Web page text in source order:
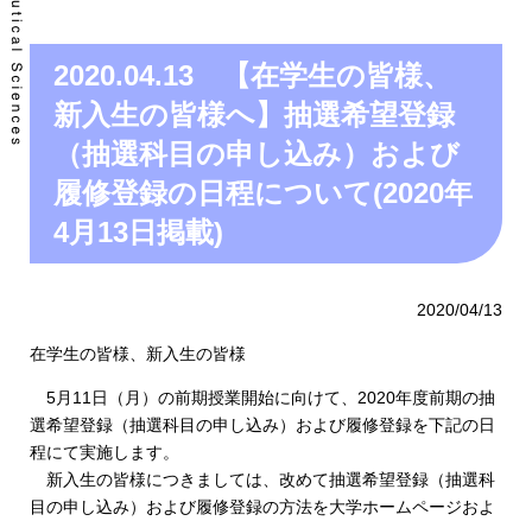
2020.04.13 【在学生の皆様、
新入生の皆様へ】抽選希望登録
（抽選科目の申し込み）および
履修登録の日程について(2020年
4月13日掲載)
2020/04/13
在学生の皆様、新入生の皆様
5月11日（月）の前期授業開始に向けて、2020年度前期の抽
選希望登録（抽選科目の申し込み）および履修登録を下記の日
程にて実施します。
新入生の皆様につきましては、改めて抽選希望登録（抽選科
目の申し込み）および履修登録の方法を大学ホームページおよ